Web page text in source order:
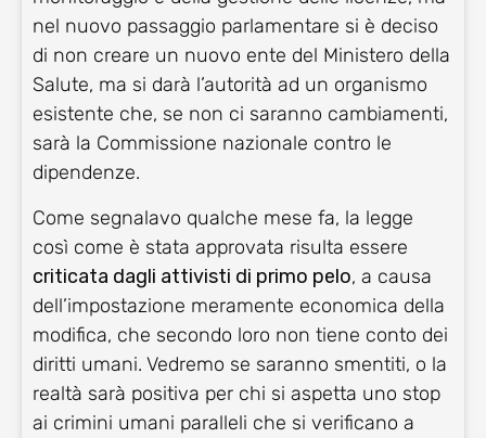
nel nuovo passaggio parlamentare si è deciso
di non creare un nuovo ente del Ministero della
Salute, ma si darà l’autorità ad un organismo
esistente che, se non ci saranno cambiamenti,
sarà la Commissione nazionale contro le
dipendenze.
Come segnalavo qualche mese fa, la legge
così come è stata approvata risulta essere
criticata dagli attivisti di primo pelo, a causa
dell’impostazione meramente economica della
modifica, che secondo loro non tiene conto dei
diritti umani. Vedremo se saranno smentiti, o la
realtà sarà positiva per chi si aspetta uno stop
ai crimini umani paralleli che si verificano a